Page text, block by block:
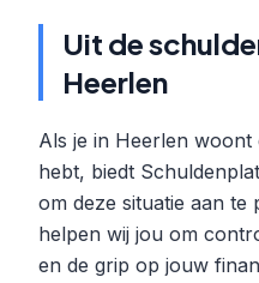
Uit de
Heerlen
Als je in Heerlen
hebt, biedt
om deze situatie aan te
helpen wij jou om
en de grip op jouw